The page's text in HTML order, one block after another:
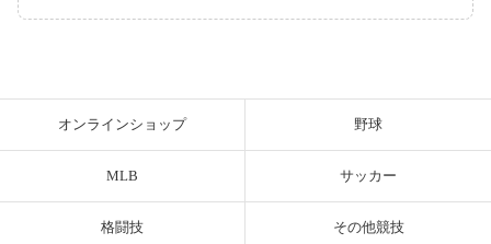
オンラインショップ 野球
MLB サッカー
格闘技 その他競技